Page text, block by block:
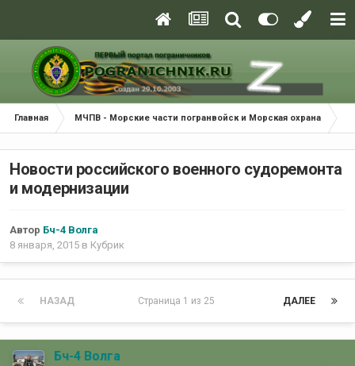
Главная МЧПВ - Морские части погранвойск и Морская охрана
Новости российского военного судоремонта
и модернизации
Автор Бч-4 Волга
8 января, 2015 в Кубрик
НАЗАД ДАЛЕЕ
Страница 1 из 25
Бч-4 Волга